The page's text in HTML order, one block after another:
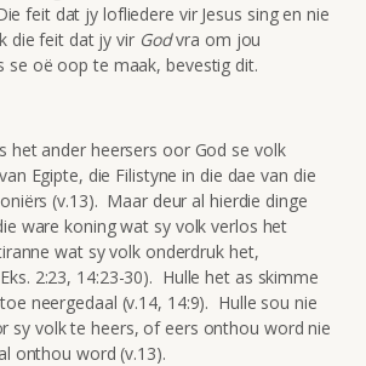
feit dat jy lofliedere vir Jesus sing en nie
die feit dat jy vir Godvra om jou
se oë oop te maak, bevestig dit.
het ander heersers oor God se volk
Egipte, die Filistyne in die dae van die
(v.13). Maar deur al hierdie dinge
ware koning wat sy volk verlos het
wat sy volk onderdruk het,
2:23, 14:23-30). Hulle het as skimme
neergedaal (v.14, 14:9). Hulle sou nie
sy volk te heers, of eers onthou word nie
onthou word (v.13).